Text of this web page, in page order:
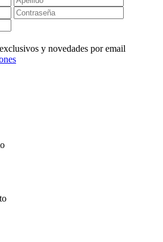
y novedades por email